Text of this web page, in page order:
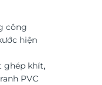
công
hiện
ghép khít,
PVC